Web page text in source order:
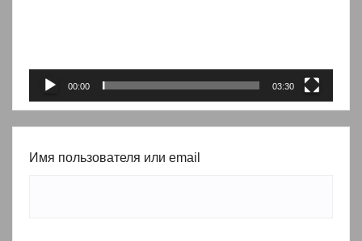
00:00 03:30
Имя пользователя или email